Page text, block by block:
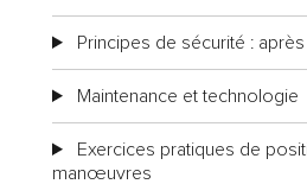
Principes de sécurité :
Maintenance et technologie
Exercices pratiques de
manœuvres